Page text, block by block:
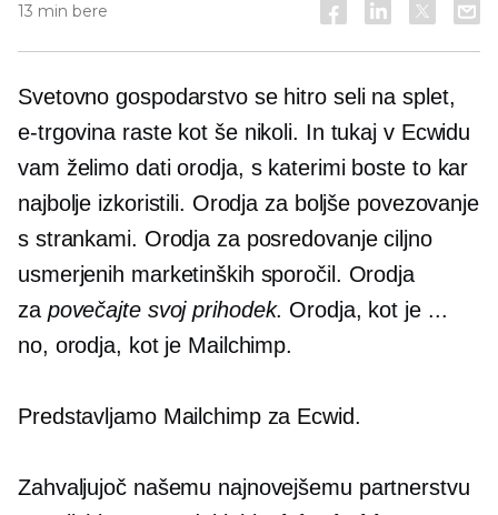
13 min bere
Svetovno gospodarstvo se hitro seli na splet,
e-trgovina raste kot še nikoli. In tukaj v Ecwidu
vam želimo dati orodja, s katerimi boste to kar
najbolje izkoristili. Orodja za boljše povezovanje
s strankami. Orodja za posredovanje ciljno
usmerjenih marketinških sporočil. Orodja
za povečajte svoj prihodek. Orodja, kot je ...
no, orodja, kot je Mailchimp.
Predstavljamo Mailchimp za Ecwid.
Zahvaljujoč našemu najnovejšemu partnerstvu